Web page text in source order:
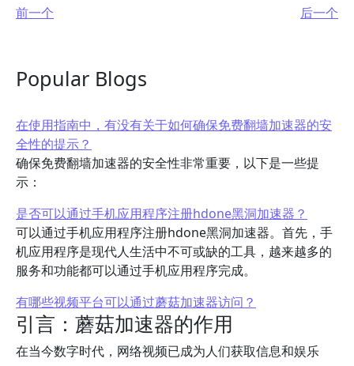
前一个
后一个
Popular Blogs
在使用指南中，有没有关于如何确保免费翻墙加速器的安
全性的提示？
确保免费翻墙加速器的安全性非常重要，以下是一些提
示：
是否可以通过手机应用程序注册hdone黑洞加速器？
可以通过手机应用程序注册hdone黑洞加速器。首先，手
机应用程序是现代人生活中不可或缺的工具，越来越多的
服务和功能都可以通过手机应用程序完成。
有哪些视频平台可以通过蘑菇加速器访问？
引言：蘑菇加速器的作用
在当今数字时代，网络视频已成为人们获取信息和娱乐